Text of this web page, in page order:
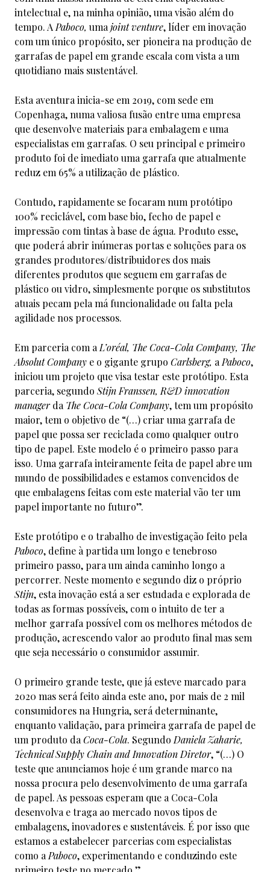
intelectual e, na minha opinião, uma visão além do
tempo. A Paboco, uma joint venture, líder em inovação
com um único propósito, ser pioneira na produção de
garrafas de papel em grande escala com vista a um
quotidiano mais sustentável.
Esta aventura inicia-se em 2019, com sede em
Copenhaga, numa valiosa fusão entre uma empresa
que desenvolve materiais para embalagem e uma
especialistas em garrafas. O seu principal e primeiro
produto foi de imediato uma garrafa que atualmente
reduz em 65% a utilização de plástico.
Contudo, rapidamente se focaram num protótipo
100% reciclável, com base bio, fecho de papel e
impressão com tintas à base de água. Produto esse,
que poderá abrir inúmeras portas e soluções para os
grandes produtores/distribuidores dos mais
diferentes produtos que seguem em garrafas de
plástico ou vidro, simplesmente porque os substitutos
atuais pecam pela má funcionalidade ou falta pela
agilidade nos processos.
Em parceria com a L’oréal, The Coca-Cola Company, The
Absolut Company e o gigante grupo Carlsberg, a Paboco,
iniciou um projeto que visa testar este protótipo. Esta
parceria, segundo Stijn Franssen, R&D innovation
managerda The Coca-Cola Company, tem um propósito
maior, tem o objetivo de “(…) criar uma garrafa de
papel que possa ser reciclada como qualquer outro
tipo de papel. Este modelo é o primeiro passo para
isso. Uma garrafa inteiramente feita de papel abre um
mundo de possibilidades e estamos convencidos de
que embalagens feitas com este material vão ter um
papel importante no futuro”.
Este protótipo e o trabalho de investigação feito pela
Paboco, define à partida um longo e tenebroso
primeiro passo, para um ainda caminho longo a
percorrer. Neste momento e segundo diz o próprio
Stijn, esta inovação está a ser estudada e explorada de
todas as formas possíveis, com o intuito de ter a
melhor garrafa possível com os melhores métodos de
produção, acrescendo valor ao produto final mas sem
que seja necessário o consumidor assumir.
O primeiro grande teste, que já esteve marcado para
2020 mas será feito ainda este ano, por mais de 2 mil
consumidores na Hungria, será determinante,
enquanto validação, para primeira garrafa de papel de
um produto da Coca-Cola. Segundo Daniela Zaharie,
Technical Supply Chain and Innovation Diretor, “(…) O
teste que anunciamos hoje é um grande marco na
nossa procura pelo desenvolvimento de uma garrafa
de papel. As pessoas esperam que a Coca-Cola
desenvolva e traga ao mercado novos tipos de
embalagens, inovadores e sustentáveis. É por isso que
estamos a estabelecer parcerias com especialistas
como a Paboco, experimentando e conduzindo este